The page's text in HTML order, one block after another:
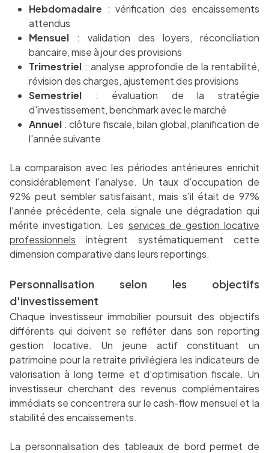
Hebdomadaire : vérification des encaissements
attendus
Mensuel : validation des loyers, réconciliation
bancaire, mise à jour des provisions
Trimestriel : analyse approfondie de la rentabilité,
révision des charges, ajustement des provisions
Semestriel : évaluation de la stratégie
d'investissement, benchmark avec le marché
Annuel : clôture fiscale, bilan global, planification de
l'année suivante
La comparaison avec les périodes antérieures enrichit
considérablement l'analyse. Un taux d'occupation de
92% peut sembler satisfaisant, mais s'il était de 97%
l'année précédente, cela signale une dégradation qui
mérite investigation. Les services de gestion locative
professionnels intègrent systématiquement cette
dimension comparative dans leurs reportings.
Personnalisation selon les objectifs
d'investissement
Chaque investisseur immobilier poursuit des objectifs
différents qui doivent se refléter dans son reporting
gestion locative. Un jeune actif constituant un
patrimoine pour la retraite privilégiera les indicateurs de
valorisation à long terme et d'optimisation fiscale. Un
investisseur cherchant des revenus complémentaires
immédiats se concentrera sur le cash-flow mensuel et la
stabilité des encaissements.
La personnalisation des tableaux de bord permet de